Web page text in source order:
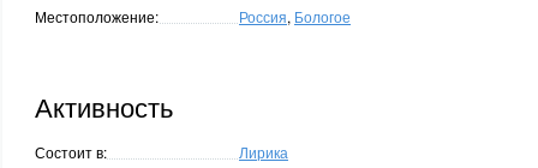
Местоположение:
Россия, Бологое
Активность
Состоит в:
Лирика